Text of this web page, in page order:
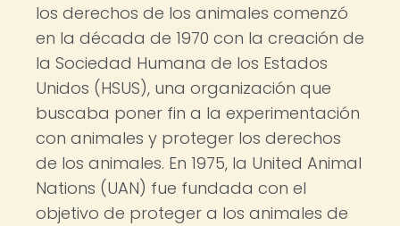
los derechos de los animales comenzó
en la década de 1970 con la creación de
la Sociedad Humana de los Estados
Unidos (HSUS), una organización que
buscaba poner fin a la experimentación
con animales y proteger los derechos
de los animales. En 1975, la United Animal
Nations (UAN) fue fundada con el
objetivo de proteger a los animales de